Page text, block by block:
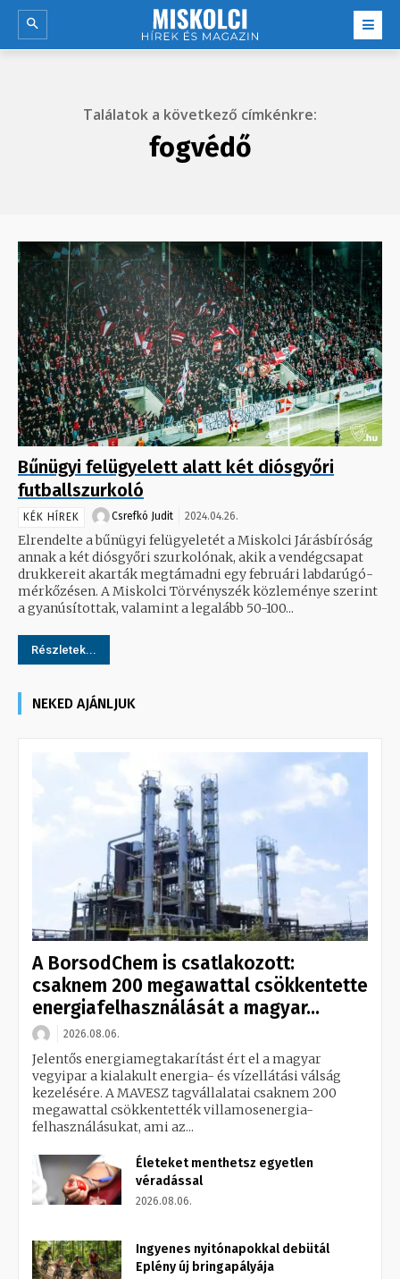
Találatok a következő címkénkre:
fogvédő
Bűnügyi felügyelett alatt két diósgyőri
futballszurkoló
KÉK HÍREK Csrefkó Judit 2024.04.26.
Elrendelte a bűnügyi felügyeletét a Miskolci Járásbíróság
annak a két diósgyőri szurkolónak, akik a vendégcsapat
drukkereit akarták megtámadni egy februári labdarúgó-
mérkőzésen. A Miskolci Törvényszék közleménye szerint
a gyanúsítottak, valamint a legalább 50-100...
Részletek...
NEKED AJÁNLJUK
A BorsodChem is csatlakozott:
csaknem 200 megawattal csökkentette
energiafelhasználását a magyar...
2026.08.06.
Jelentős energiamegtakarítást ért el a magyar
vegyipar a kialakult energia- és vízellátási válság
kezelésére. A MAVESZ tagvállalatai csaknem 200
megawattal csökkentették villamosenergia-
felhasználásukat, ami az...
Életeket menthetsz egyetlen
véradással
2026.08.06.
Ingyenes nyitónapokkal debütál
Eplény új bringapályája